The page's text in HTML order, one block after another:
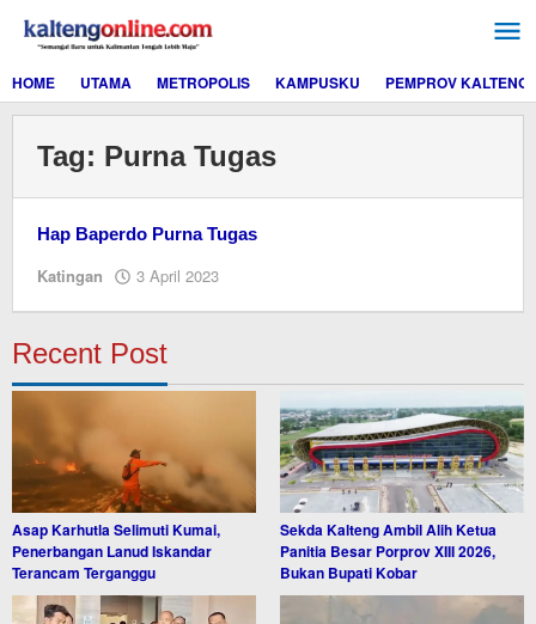
konten
HOME
UTAMA METROPOLIS KAMPUSKU PEMPROV KALTENG
Tag: Purna Tugas
Hap Baperdo Purna Tugas
Katingan 3 April 2023
Recent Post
Asap Karhutla Selimuti Kumai,
Penerbangan Lanud Iskandar
Terancam Terganggu
Sekda Kalteng Ambil Alih Ketua
Panitia Besar Porprov XIII 2026,
Bukan Bupati Kobar